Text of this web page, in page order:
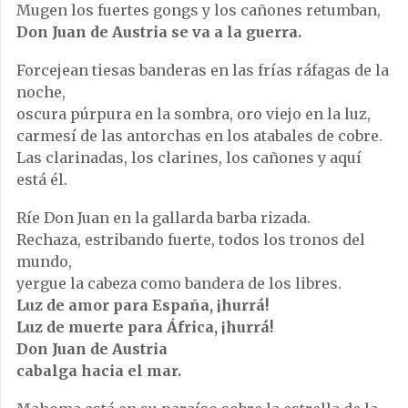
Mugen los fuertes gongs y los cañones retumban,
Don Juan de Austria se va a la guerra.
Forcejean tiesas banderas en las frías ráfagas de la
noche,
oscura púrpura en la sombra, oro viejo en la luz,
carmesí de las antorchas en los atabales de cobre.
Las clarinadas, los clarines, los cañones y aquí
está él.
Ríe Don Juan en la gallarda barba rizada.
Rechaza, estribando fuerte, todos los tronos del
mundo,
yergue la cabeza como bandera de los libres.
Luz de amor para España, ¡hurrá!
Luz de muerte para África, ¡hurrá!
Don Juan de Austria
cabalga hacia el mar.